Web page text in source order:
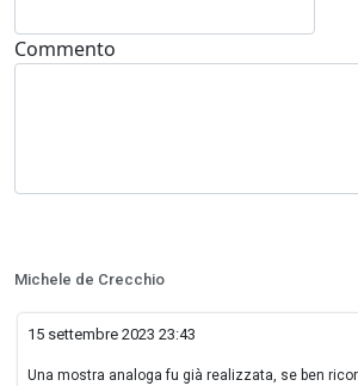
Commento
Michele de Crecchio
15 settembre 2023 23:43
Una mostra analoga fu già realizzata, se ben